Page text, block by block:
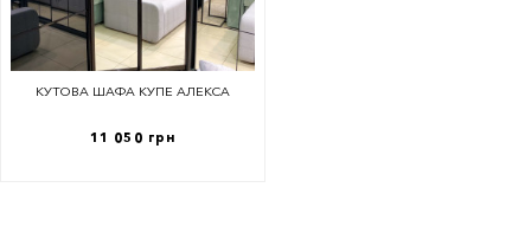
КУТОВА ШАФА КУПЕ АЛЕКСА
11 050 грн